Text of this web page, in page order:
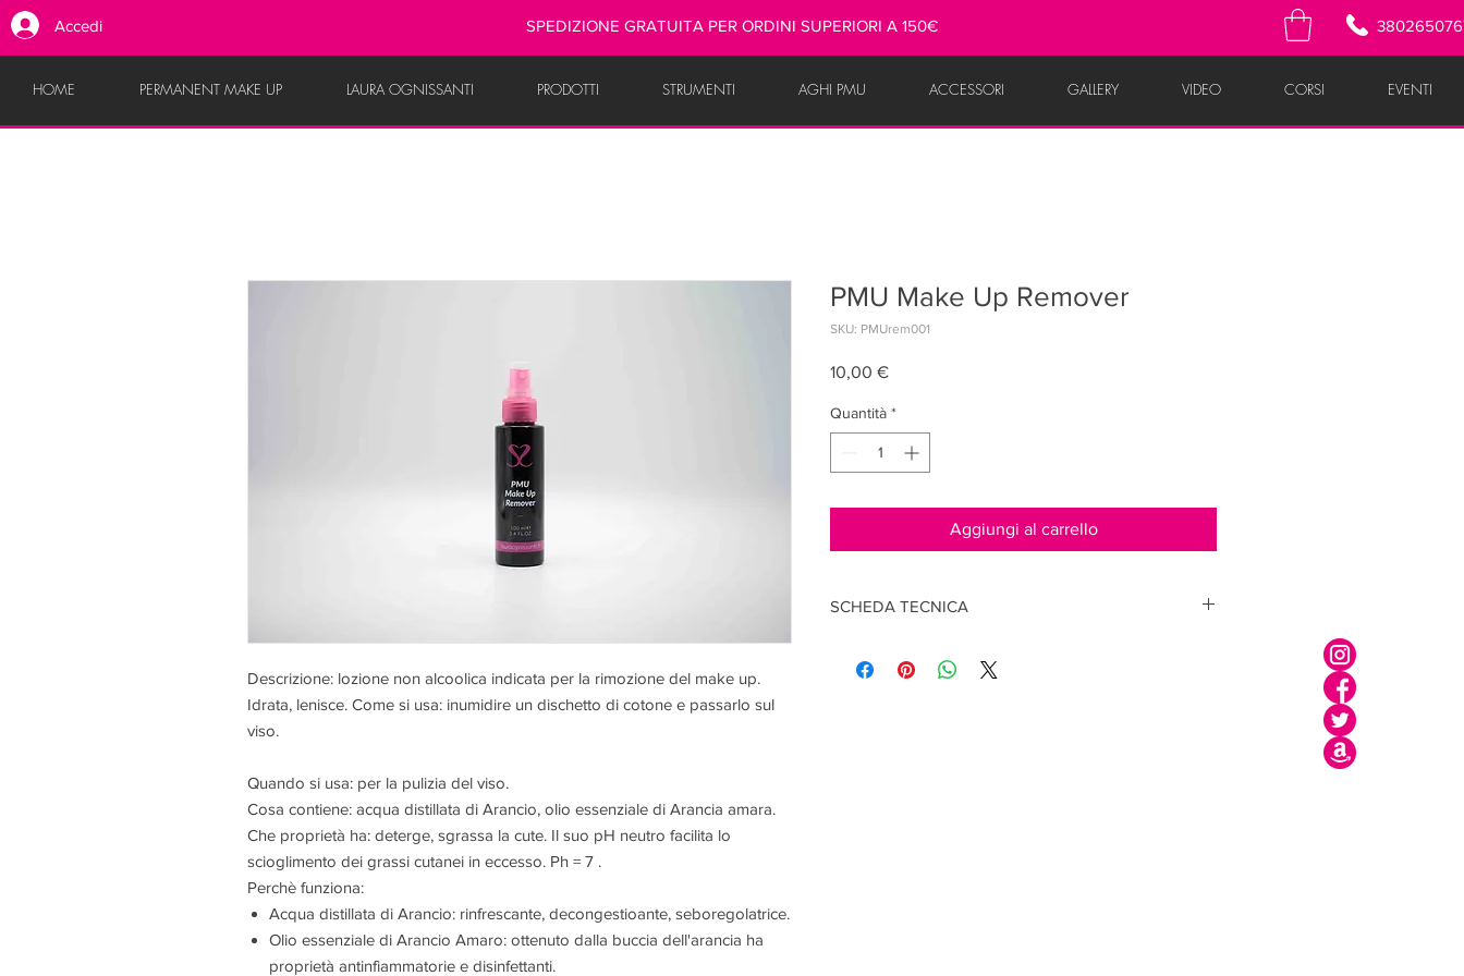
Accedi SPEDIZIONE GRATUITA PER ORDINI SUPERIORI A 150€
Descrizione: lozione non alcoolica indicata per la rimozione del make up.
Idrata, lenisce. Come si usa: inumidire un dischetto di cotone e passarlo sul
viso.
Quando si usa: per la pulizia del viso.
Cosa contiene: acqua distillata di Arancio, olio essenziale di Arancia amara.
Che proprietà ha: deterge, sgrassa la cute. Il suo pH neutro facilita lo
scioglimento dei grassi cutanei in eccesso. Ph = 7 .
Perchè funziona:
Acqua distillata di Arancio: rinfrescante, decongestioante, seboregolatrice.
Olio essenziale di Arancio Amaro: ottenuto dalla buccia dell'arancia ha
proprietà antinfiammatorie e disinfettanti.
PMU Make Up Remover
SKU: PMUrem001
10,00 €Prezzo
Quantità *
Aggiungi al carrello
SCHEDA TECNICA
Periodo post-apertura: 6 Mesi Formato confezione:
HOME PERMANENT MAKE UP LAURA OGNISSANTI PRODOTTI STRUMENTI AGHI PMU ACCESSORI GALLERY VIDEO CORSI EVENTI